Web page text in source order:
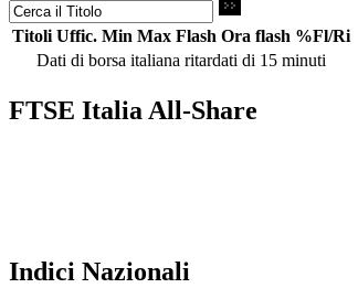
Titoli Uffic. Min Max Flash Ora flash %Fl/Ri
Dati di borsa italiana ritardati di 15 minuti
FTSE Italia All-Share
Indici Nazionali